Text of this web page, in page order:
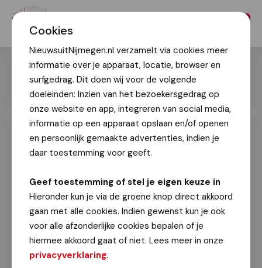
Cookies
NieuwsuitNijmegen.nl verzamelt via cookies meer
informatie over je apparaat, locatie, browser en
surfgedrag. Dit doen wij voor de volgende
doeleinden: Inzien van het bezoekersgedrag op
onze website en app, integreren van social media,
informatie op een apparaat opslaan en/of openen
en persoonlijk gemaakte advertenties, indien je
daar toestemming voor geeft.
Geef toestemming of stel je eigen keuze in
Hieronder kun je via de groene knop direct akkoord
gaan met alle cookies. Indien gewenst kun je ook
voor alle afzonderlijke cookies bepalen of je
hiermee akkoord gaat of niet. Lees meer in onze
privacyverklaring.
Swim to Fight Cancer: zonovergoten
evenement in de Spiegelwaal
7 september 2025
Swim to Fight Cancer is een evenement waar
deelnemers en sponsoren zich inzetten voor een
geliefde en/of om donaties op te halen voor
wetenschappelijk kankeronderzoek en preventie.